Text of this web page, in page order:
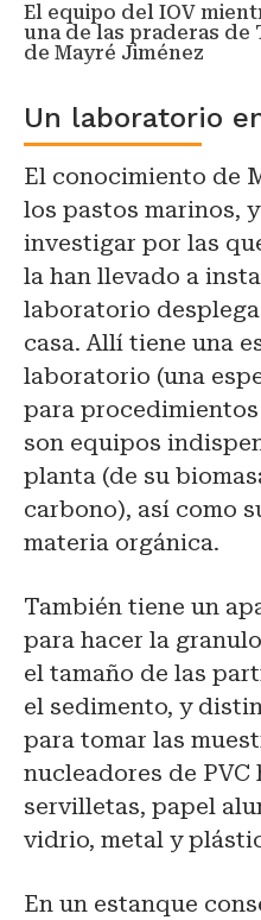
El equipo del IOV
una de las praderas de
de Mayré Jiménez
Un laboratorio
El conocimiento de
los pastos marinos,
investigar por las
la han llevado a
laboratorio
casa. Allí tiene una
laboratorio (una
para
son equipos
planta (de su
carbono), así como
materia orgánica.
También tiene un
para hacer la
el tamaño de las
el sedimento, y
para tomar las
nucleadores de PVC
servilletas, papel
vidrio, metal y
En un estanque